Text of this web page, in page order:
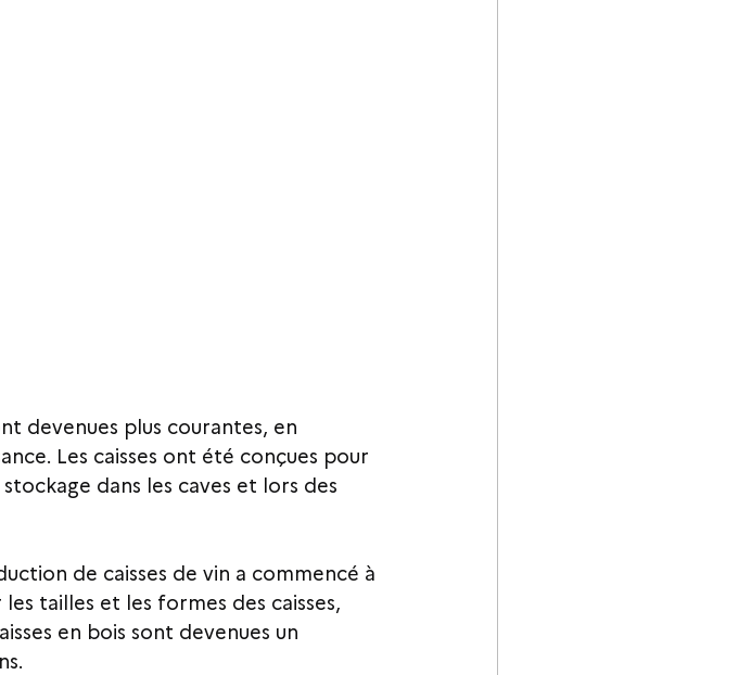
devenues plus courantes, en
Les caisses ont été conçues pour
dans les caves et lors des
de caisses de vin a commencé à
tailles et les formes des caisses,
en bois sont devenues un